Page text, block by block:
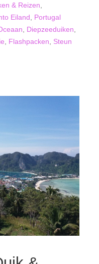
& Reizen
Eiland
Portugal
Diepzeeduiken
Flashpacken
Steun